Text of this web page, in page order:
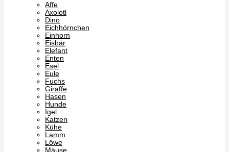
Affe
Axolotl
Dino
Eichhörnchen
Einhorn
Eisbär
Elefant
Enten
Esel
Eule
Fuchs
Giraffe
Hasen
Hunde
Igel
Katzen
Kühe
Lamm
Löwe
Mäuse